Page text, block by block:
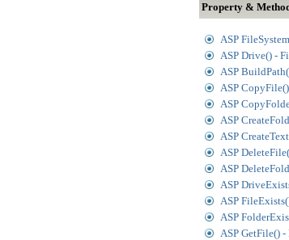
Property &
ASP
ASP Drive() -
ASP
ASP
ASP
ASP
ASP
ASP
ASP
ASP
ASP
ASP
ASP GetFile()